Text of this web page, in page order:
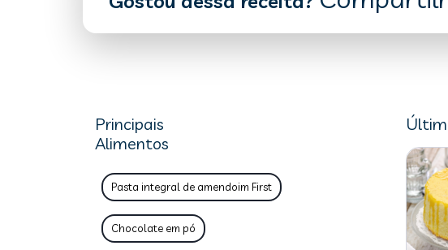
Principais
Alimentos
Pasta integral de amendoim First
Chocolate em pó